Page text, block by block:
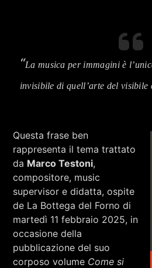
Sostieni Radio
“La musica per immagini è
invisibile di quell’arte del visibile
Questa frase ben
rappresenta il tema trattato
da Marco Testoni,
compositore, music
supervisor e didatta, ospite
de La Bottega del Forno di
martedì 11 febbraio 2025, in
occasione della
pubblicazione del suo
corposo volume Come si